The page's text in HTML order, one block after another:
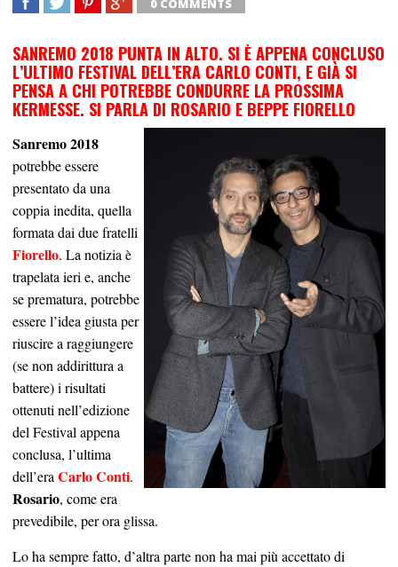
0 COMMENTS
SANREMO 2018 PUNTA IN ALTO. SI È APPENA CONCLUSO
L’ULTIMO FESTIVAL DELL’ERA CARLO CONTI, E GIÀ SI
PENSA A CHI POTREBBE CONDURRE LA PROSSIMA
KERMESSE. SI PARLA DI ROSARIO E BEPPE FIORELLO
Sanremo 2018
potrebbe essere
presentato da una
coppia inedita, quella
formata dai due fratelli
Fiorello. La notizia è
trapelata ieri e, anche
se prematura, potrebbe
essere l’idea giusta per
riuscire a raggiungere
(se non addirittura a
battere) i risultati
ottenuti nell’edizione
del Festival appena
conclusa, l’ultima
dell’era Carlo Conti.
Rosario, come era
prevedibile, per ora glissa.
Lo ha sempre fatto, d’altra parte non ha mai più accettato di